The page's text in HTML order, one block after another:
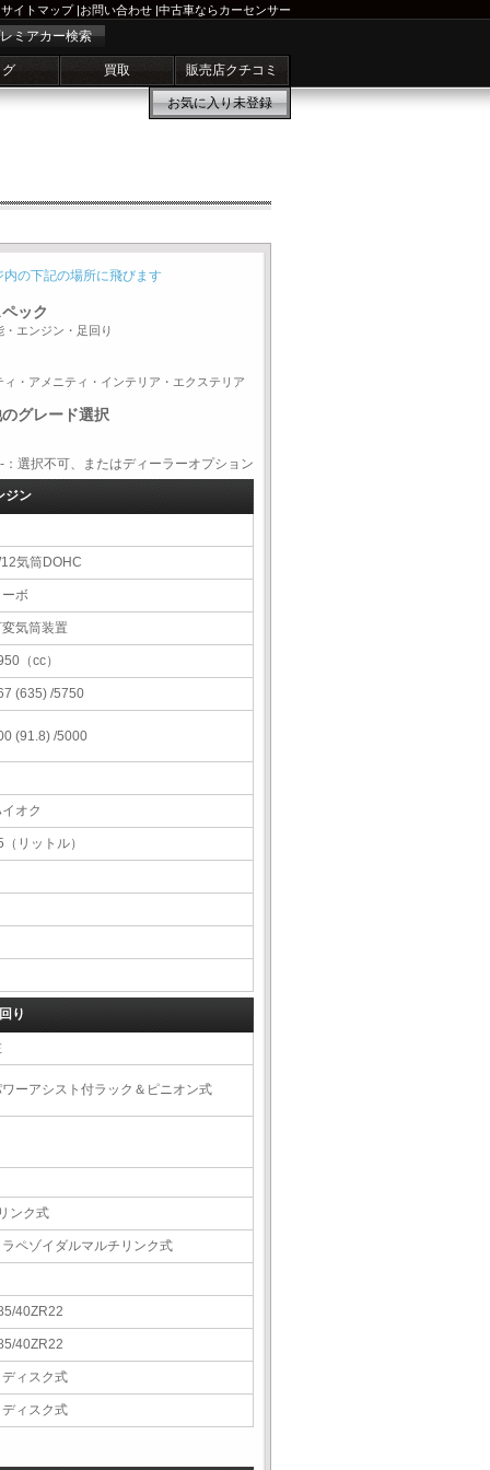
サイトマップ|お問い合わせ |中古車ならカーセンサー
ミアカー検索
買取 販売店クチコミ
お気に入り未登録
内の下記の場所に飛びます
ック
・エンジン・足回り
ィ・アメニティ・インテリア・エクステリア
グレード選択
択不可、またはディーラーオプション
ジン
気筒DOHC
ボ
気筒装置
（cc）
(635) /5750
(91.8) /5000
オク
（リットル）
り
ーアシスト付ラック＆ピニオン式
ンク式
ペゾイダルマルチリンク式
40ZR22
40ZR22
ィスク式
ィスク式